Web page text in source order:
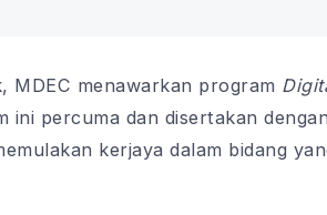
MDEC menawarkan program
ini percuma dan disertakan
kerjaya dalam bidang